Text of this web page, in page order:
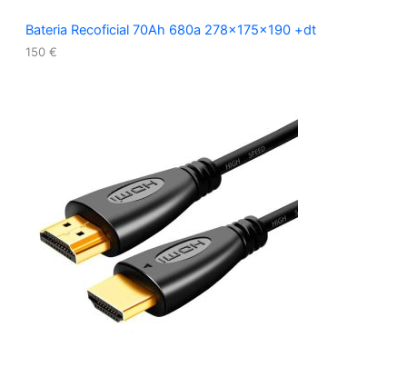
Bateria Recoficial 70Ah 680a 278x175x190 +dt
150 €